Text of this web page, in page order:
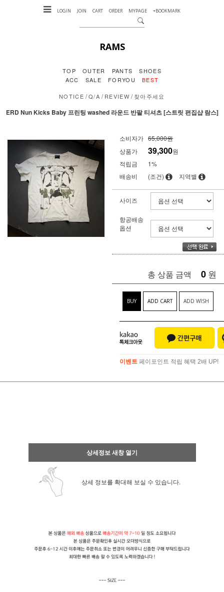
LOGIN JOIN CART ORDER MYPAGE +BOOKMARK
RAMS
TOP OUTER PANTS
SHOES
ACC
SALE FORYOU BEST
NOTICE /Q/A /REVIEW /찾아주세요
ERD Nun Kicks Baby 프린팅 washed 라운드 반팔 티셔츠 [스트릿 편집샵 람스]
소비자가 65,000원
상품가
39,300원
적립금
1%
배송비
(조건) 지역별
사이즈
항공배송
옵션
총 상품 금액 0 원
BUY ADD CART ADD WISH
이벤트 페이포인트 적립 혜택 2배 UP!
상세정보 새창 열기
상세 정보를 확대해 보실 수 있습니다.